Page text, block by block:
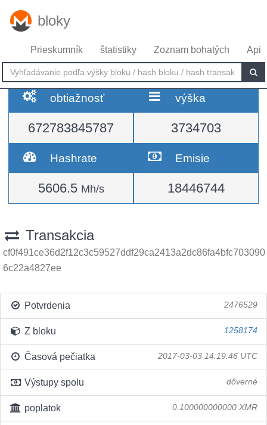
bloky
Prieskumník štatistiky Zoznam bohatých Api
obtiažnosť
672783845787
výška
3734703
Hashrate
5606.5 Mh/s
Emisie
18446744
Transakcia
cf0f491ce36d2f12c3c59527ddf29ca2413a2dc86fa4bfc703090
6c22a4827ee
Potvrdenia 2476529
Z bloku 1258174
Časová pečiatka 2017-03-03 14:19:46 UTC
Výstupy spolu dôverné
poplatok 0.100000000000 XMR